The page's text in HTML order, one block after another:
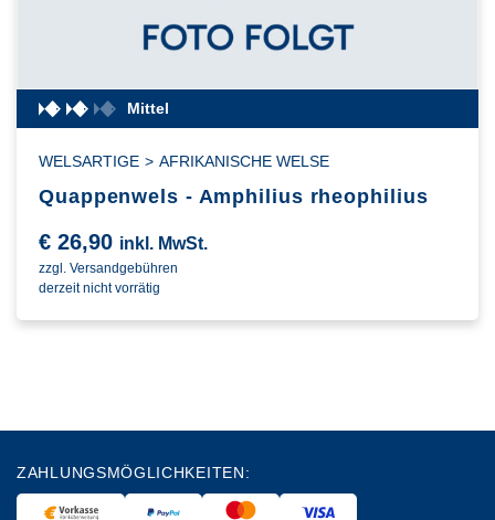
Mittel
WELSARTIGE > AFRIKANISCHE WELSE
Quappenwels - Amphilius rheophilius
€ 26,90 inkl. MwSt.
zzgl. Versandgebühren
derzeit nicht vorrätig
ZAHLUNGSMÖGLICHKEITEN: